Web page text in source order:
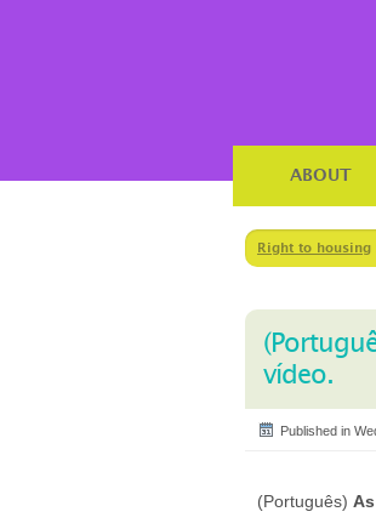
ABOUT
Right to housing
vídeo.
Published in
(Português)